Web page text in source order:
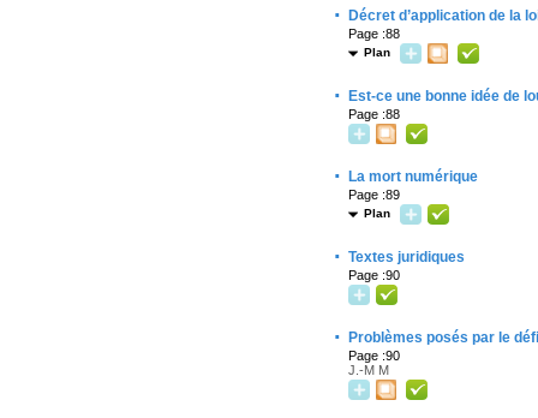
· Décret d’application de la
Page :88
Plan
· Est-ce une bonne idée de
Page :88
· La mort numérique
Page :89
Plan
· Textes juridiques
Page :90
· Problèmes posés par le
Page :90
J.-M M